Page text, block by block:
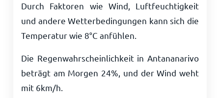
Durch Faktoren wie Wind, Luftfeuchtigkeit
und andere Wetterbedingungen kann sich die
Temperatur wie 8°C anfühlen.
Die Regenwahrscheinlichkeit in Antananarivo
beträgt am Morgen 24%, und der Wind weht
mit 6km/h